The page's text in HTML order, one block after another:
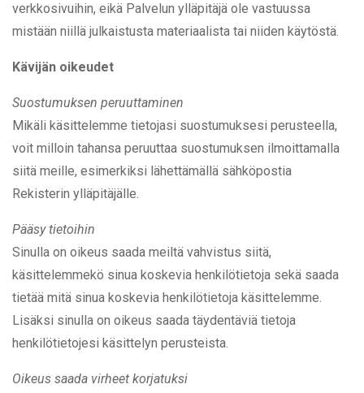
verkkosivuihin, eikä Palvelun ylläpitäjä ole vastuussa
mistään niillä julkaistusta materiaalista tai niiden käytöstä.
Kävijän oikeudet
Suostumuksen peruuttaminen
Mikäli käsittelemme tietojasi suostumuksesi perusteella,
voit milloin tahansa peruuttaa suostumuksen ilmoittamalla
siitä meille, esimerkiksi lähettämällä sähköpostia
Rekisterin ylläpitäjälle.
Pääsy tietoihin
Sinulla on oikeus saada meiltä vahvistus siitä,
käsittelemmekö sinua koskevia henkilötietoja sekä saada
tietää mitä sinua koskevia henkilötietoja käsittelemme.
Lisäksi sinulla on oikeus saada täydentäviä tietoja
henkilötietojesi käsittelyn perusteista.
Oikeus saada virheet korjatuksi